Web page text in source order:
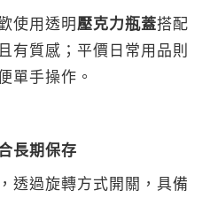
使用透明壓克力瓶蓋搭配
有質感；平價日常用品則
單手操作。
長期保存
透過旋轉方式開關，具備